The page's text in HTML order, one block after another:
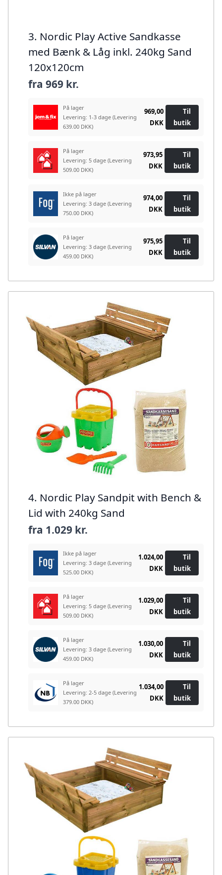
3. Nordic Play Active Sandkasse
med Bænk & Låg inkl. 240kg Sand
120x120cm
fra 969 kr.
På lager
Levering: 1-3 dage (Levering
639.00 DKK)
969,00
DKK
Til
butik
På lager
Levering: 5 dage (Levering
509.00 DKK)
973,95
DKK
Til
butik
Ikke på lager
Levering: 3 dage (Levering
750.00 DKK)
974,00
DKK
Til
butik
På lager
Levering: 3 dage (Levering
459.00 DKK)
975,95
DKK
Til
butik
4. Nordic Play Sandpit with Bench &
Lid with 240kg Sand
fra 1.029 kr.
Ikke på lager
Levering: 3 dage (Levering
525.00 DKK)
1.024,00
DKK
Til
butik
På lager
Levering: 5 dage (Levering
509.00 DKK)
1.029,00
DKK
Til
butik
På lager
Levering: 3 dage (Levering
459.00 DKK)
1.030,00
DKK
Til
butik
På lager
Levering: 2-5 dage (Levering
379.00 DKK)
1.034,00
DKK
Til
butik